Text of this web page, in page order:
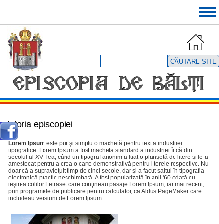
principal
Istoria episcopiei
Lorem Ipsum este pur şi simplu o machetă pentru text a industriei
tipografice. Lorem Ipsum a fost macheta standard a industriei încă din
secolul al XVI-lea, când un tipograf anonim a luat o planşetă de litere şi le-a
amestecat pentru a crea o carte demonstrativă pentru literele respective. Nu
doar că a supravieţuit timp de cinci secole, dar şi a facut saltul în tipografia
electronică practic neschimbată. A fost popularizată în anii '60 odată cu
ieşirea colilor Letraset care conţineau pasaje Lorem Ipsum, iar mai recent,
prin programele de publicare pentru calculator, ca Aldus PageMaker care
includeau versiuni de Lorem Ipsum.